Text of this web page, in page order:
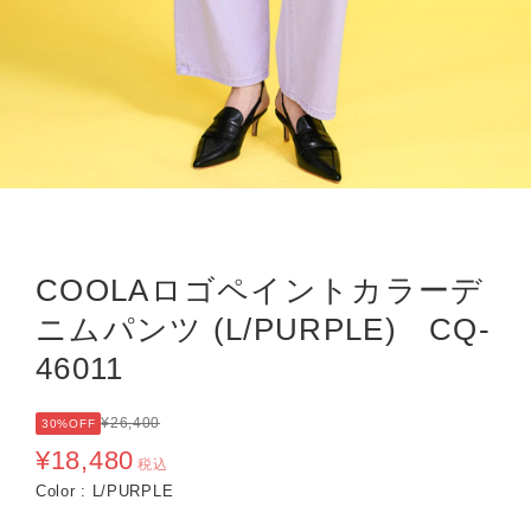
COOLAロゴペイントカラーデ
ニムパンツ (L/PURPLE) CQ-
46011
30%OFF ¥26,400
¥18,480 税込
Color : L/PURPLE